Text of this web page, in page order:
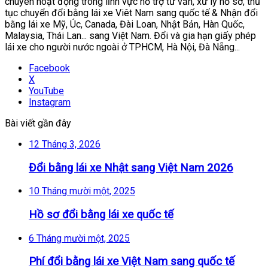
tục chuyển đổi bằng lái xe Viêt Nam sang quốc tế & Nhận đổi
bằng lái xe Mỹ, Úc, Canada, Đài Loan, Nhật Bản, Hàn Quốc,
Malaysia, Thái Lan... sang Việt Nam. Đổi và gia hạn giấy phép
lái xe cho người nước ngoài ở TPHCM, Hà Nội, Đà Nẵng...
Facebook
X
YouTube
Instagram
Bài viết gần đây
12 Tháng 3, 2026
Đổi bằng lái xe Nhật sang Việt Nam 2026
10 Tháng mười một, 2025
Hồ sơ đổi bằng lái xe quốc tế
6 Tháng mười một, 2025
Phí đổi bằng lái xe Việt Nam sang quốc tế